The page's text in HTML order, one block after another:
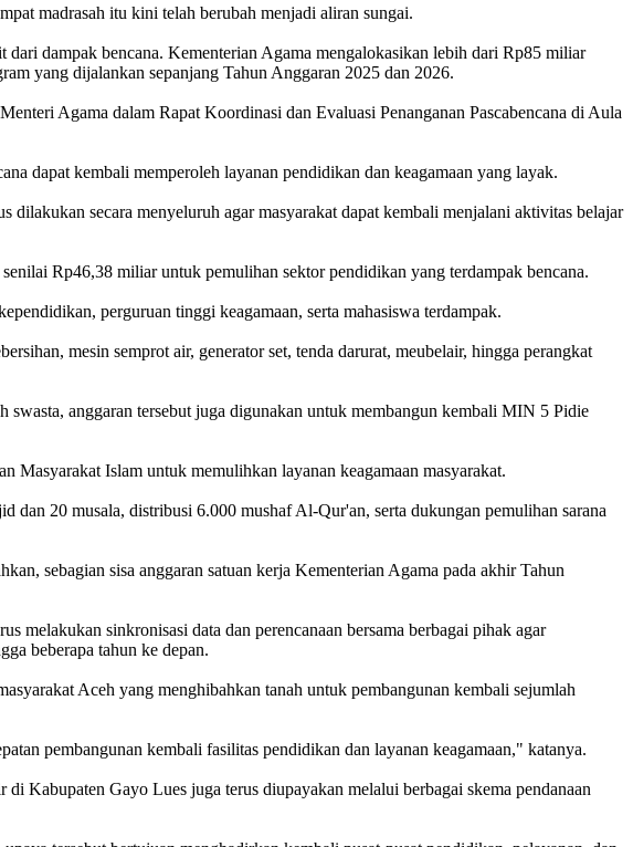
madrasah itu kini telah berubah menjadi aliran sungai.
dampak bencana. Kementerian Agama mengalokasikan lebih dari Rp85 miliar
yang dijalankan sepanjang Tahun Anggaran 2025 dan 2026.
Agama dalam Rapat Koordinasi dan Evaluasi Penanganan Pascabencana di Aula
dapat kembali memperoleh layanan pendidikan dan keagamaan yang layak.
secara menyeluruh agar masyarakat dapat kembali menjalani aktivitas belajar
Rp46,38 miliar untuk pemulihan sektor pendidikan yang terdampak bencana.
perguruan tinggi keagamaan, serta mahasiswa terdampak.
mesin semprot air, generator set, tenda darurat, meubelair, hingga perangkat
anggaran tersebut juga digunakan untuk membangun kembali MIN 5 Pidie
Islam untuk memulihkan layanan keagamaan masyarakat.
20 musala, distribusi 6.000 mushaf Al-Qur'an, serta dukungan pemulihan sarana
sebagian sisa anggaran satuan kerja Kementerian Agama pada akhir Tahun
melakukan sinkronisasi data dan perencanaan bersama berbagai pihak agar
beberapa tahun ke depan.
Aceh yang menghibahkan tanah untuk pembangunan kembali sejumlah
pembangunan kembali fasilitas pendidikan dan layanan keagamaan," katanya.
Kabupaten Gayo Lues juga terus diupayakan melalui berbagai skema pendanaan